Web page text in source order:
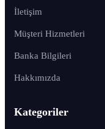
İletişim
Müşteri Hizmetleri
Banka Bilgileri
Hakkımızda
Kategoriler